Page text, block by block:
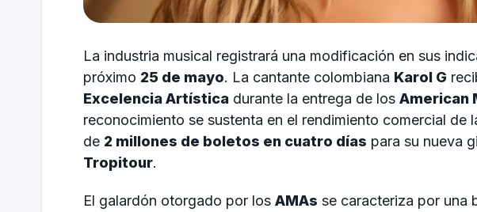
La industria musical registrará una modificación en sus
próximo 25 de mayo. La cantante colombiana Karol G
Excelencia Artística durante la entrega de los American
reconocimiento se sustenta en el rendimiento comercial de
de 2 millones de boletos en cuatro días para su nueva
Tropitour.
El galardón otorgado por los AMAs se caracteriza por una